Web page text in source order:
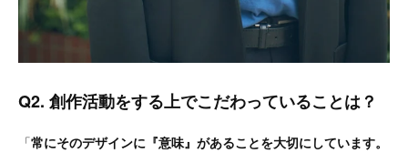
Q2. 創作活動をする上でこだわっていることは？
「常にそのデザインに『意味』があることを大切にしています。